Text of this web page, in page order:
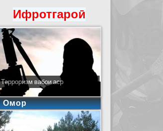
Ифротгароӣ
Терроризм вабои аср
Омор